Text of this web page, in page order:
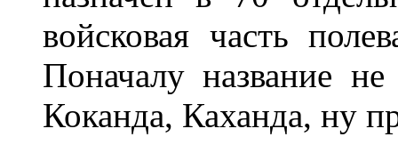
войсковая часть
Поначалу название
Коканда, Каханда, ну